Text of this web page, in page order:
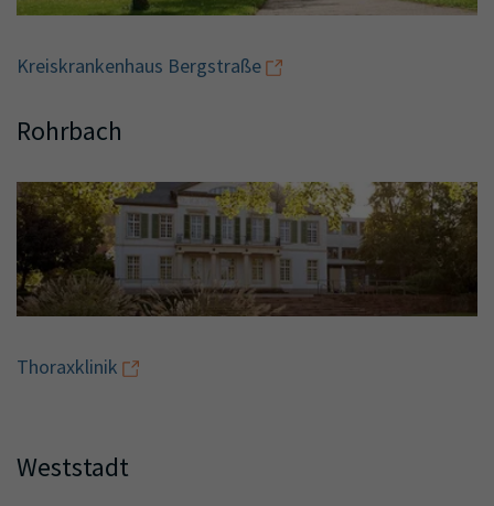
Kreiskrankenhaus Bergstraße
Rohrbach
Thoraxklinik
Weststadt